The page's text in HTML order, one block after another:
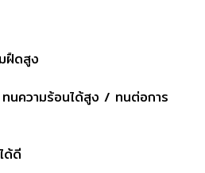
ฝืดสูง
นความร้อนได้สูง / ทนต่อการ
ด้ดี